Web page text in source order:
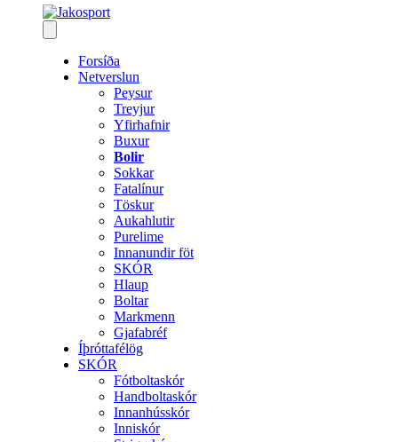
Forsíða
Netverslun
Peysur
Treyjur
Yfirhafnir
Buxur
Bolir
Sokkar
Fatalínur
Töskur
Aukahlutir
Purelime
Innanundir föt
SKÓR
Hlaup
Boltar
Markmenn
Gjafabréf
Íþróttafélög
SKÓR
Fótboltaskór
Handboltaskór
Innanhússkór
Inniskór